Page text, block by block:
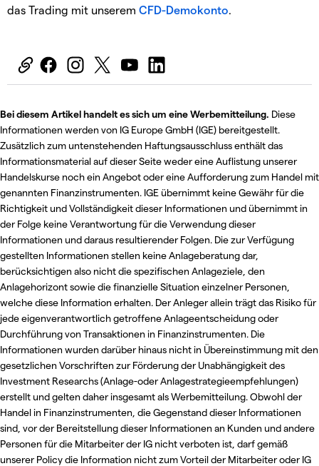
das Trading mit unserem CFD-Demokonto
Bei diesem Artikel handelt es sich um eine Werbemitteilung. Diese
Informationen werden von IG Europe GmbH (IGE) bereitgestellt.
Zusätzlich zum untenstehenden Haftungsausschluss enthält das
Informationsmaterial auf dieser Seite weder eine Auflistung unserer
Handelskurse noch ein Angebot oder eine Aufforderung zum Handel mit
genannten Finanzinstrumenten. IGE übernimmt keine Gewähr für die
Richtigkeit und Vollständigkeit dieser Informationen und übernimmt in
der Folge keine Verantwortung für die Verwendung dieser
Informationen und daraus resultierender Folgen. Die zur Verfügung
gestellten Informationen stellen keine Anlageberatung dar,
berücksichtigen also nicht die spezifischen Anlageziele, den
Anlagehorizont sowie die finanzielle Situation einzelner Personen,
welche diese Information erhalten. Der Anleger allein trägt das Risiko für
jede eigenverantwortlich getroffene Anlageentscheidung oder
Durchführung von Transaktionen in Finanzinstrumenten. Die
Informationen wurden darüber hinaus nicht in Übereinstimmung mit den
gesetzlichen Vorschriften zur Förderung der Unabhängigkeit des
Investment Researchs (Anlage-oder Anlagestrategieempfehlungen)
erstellt und gelten daher insgesamt als Werbemitteilung. Obwohl der
Handel in Finanzinstrumenten, die Gegenstand dieser Informationen
sind, vor der Bereitstellung dieser Informationen an Kunden und andere
Personen für die Mitarbeiter der IG nicht verboten ist, darf gemäß
unserer Policy die Information nicht zum Vorteil der Mitarbeiter oder IG